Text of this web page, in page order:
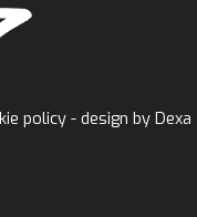
policy - design by Dexa